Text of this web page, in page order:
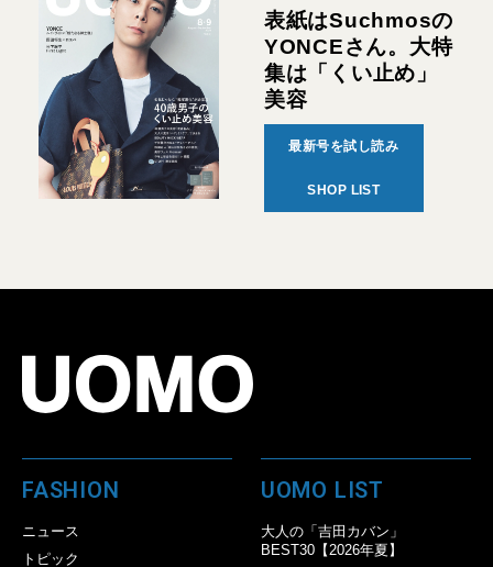
表紙はSuchmosの
YONCEさん。大特
集は「くい止め」
美容
最新号を試し読み
SHOP LIST
FASHION
ニュース
トピック
UOMO LIST
大人の「吉田カバン」
BEST30【2026年夏】